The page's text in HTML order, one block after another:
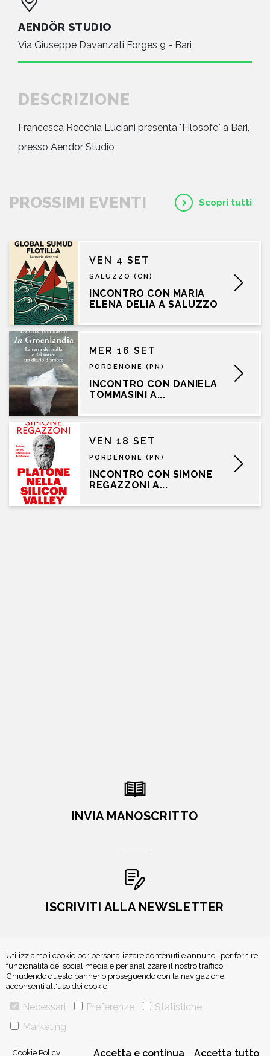
AENDÖR STUDIO
Via Giuseppe Davanzati Forges 9 - Bari
DESCRIZIONE
Francesca Recchia Luciani presenta "Filosofe" a Bari,
presso Aendor Studio
PROSSIMI EVENTI Scopri tutti
VEN 4 SET
SALUZZO (CN)
INCONTRO CON MARIA
ELENA DELIA A SALUZZO
MER 16 SET
PORDENONE (PN)
INCONTRO CON DANIELA
TOMMASINI A...
VEN 18 SET
PORDENONE (PN)
INCONTRO CON SIMONE
REGAZZONI A...
Utilizziamo i cookie per personalizzare contenuti e annunci, per fornire
funzionalità dei social media e per analizzare il nostro traffico.
Chiudendo questo banner o proseguendo con la navigazione
acconsenti all'uso dei cookie.
Necessari Preferenze
Statistiche
Marketing
Cookie Policy Accetta e continua Accetta tutto
INVIA MANOSCRITTO
ISCRIVITI ALLA NEWSLETTER
TELEFONO
0234597626 - FAX
0234597206